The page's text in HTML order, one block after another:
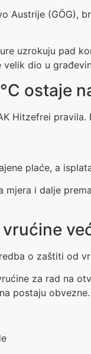
Austrije (GÖG),
uzrokuju pad
dio u
ostaje
Hitzefrei
plaće, a
mjera i dalje
o zaštiti od
za rad na
postaju obvezne.